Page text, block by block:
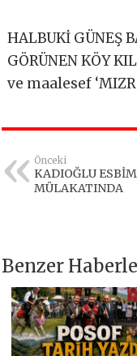
HALBUKİ GÜNEŞ
GÖRÜNEN KÖY
ve maalesef
Önceki
KADIOĞLU ESBİM
MÜLAKATINDA
Benzer